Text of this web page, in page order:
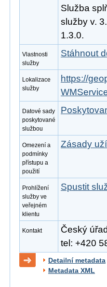
Služba
služby v.
1.3.0.
Vlastnosti
služby
Stáhnout
Lokalizace
služby
https://
Datové sady
poskytované
službou
Omezení a
podmínky
přístupu a
použití
Zásady
Prohlížení
služby ve
veřejném
klientu
Spustit
Kontakt
Český
tel: +420
Detailní metadata
Metadata XML